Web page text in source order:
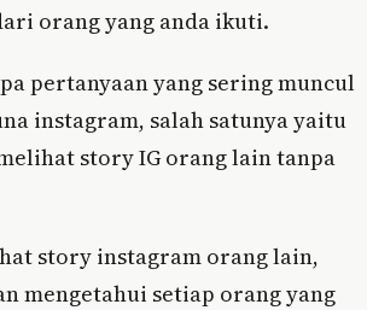
orang yang anda ikuti.
pertanyaan yang sering muncul
instagram, salah satunya yaitu
story IG orang lain tanpa
story instagram orang lain,
mengetahui setiap orang yang